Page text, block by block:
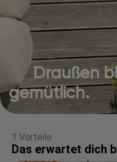
Draußen
gemütlich.
1 Vorteile
Das erwartet dich